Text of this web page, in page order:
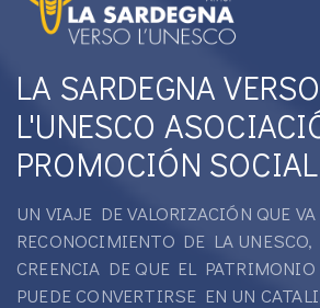
LA SARDEGNA VERSO
L'UNESCO
PROMOCIÓN SOCIAL
UN VIAJE DE VALORIZACIÓN QUE
RECONOCIMIENTO DE LA
CREENCIA DE QUE EL
PUEDE CONVERTIRSE EN UN